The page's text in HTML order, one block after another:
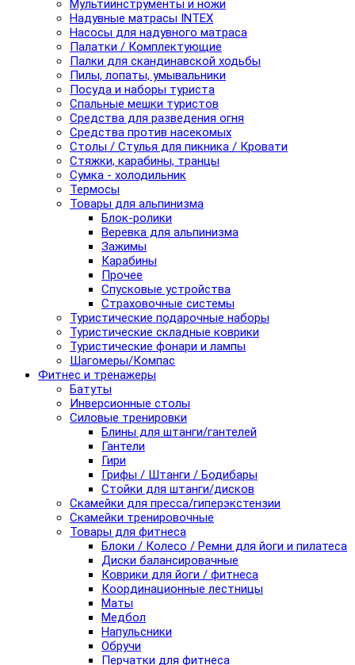
Мультиинструменты и ножи
Надувные матрасы INTEX
Насосы для надувного матраса
Палатки / Комплектующие
Палки для скандинавской ходьбы
Пилы, лопаты, умывальники
Посуда и наборы туриста
Спальные мешки туристов
Средства для разведения огня
Средства против насекомых
Столы / Стулья для пикника / Кровати
Стяжки, карабины, транцы
Сумка - холодильник
Термосы
Товары для альпинизма
Блок-ролики
Веревка для альпинизма
Зажимы
Карабины
Прочее
Спусковые устройства
Страховочные системы
Туристические подарочные наборы
Туристические складные коврики
Туристические фонари и лампы
Шагомеры/Компас
Фитнес и тренажеры
Батуты
Инверсионные столы
Силовые тренировки
Блины для штанги/гантелей
Гантели
Гири
Грифы / Штанги / Бодибары
Стойки для штанги/дисков
Скамейки для пресса/гиперэкстензии
Скамейки тренировочные
Товары для фитнеса
Блоки / Колесо / Ремни для йоги и пилатеса
Диски балансировачные
Коврики для йоги / фитнеса
Координационные лестницы
Маты
Медбол
Напульсники
Обручи
Перчатки для фитнеса